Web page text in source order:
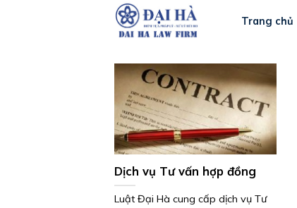
Trang chủ
Dịch vụ Tư vấn hợp đồng
Luật Đại Hà cung cấp dịch vụ Tư